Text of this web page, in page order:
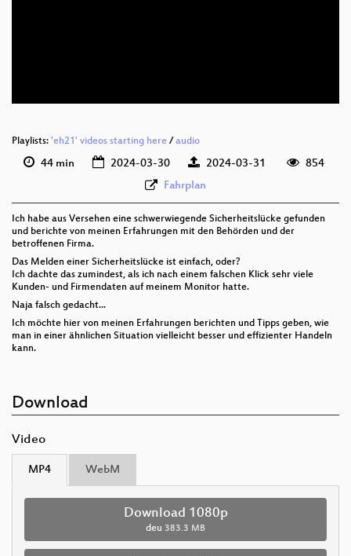
Playlists: 'eh21' videos starting here / audio
44 min 2024-03-30 2024-03-31
854
Fahrplan
Ich habe aus Versehen eine schwerwiegende Sicherheitslücke gefunden
und berichte von meinen Erfahrungen mit den Behörden und der
betroffenen Firma.
Das Melden einer Sicherheitslücke ist einfach, oder?
Ich dachte das zumindest, als ich nach einem falschen Klick sehr viele
Kunden- und Firmendaten auf meinem Monitor hatte.
Naja falsch gedacht...
Ich möchte hier von meinen Erfahrungen berichten und Tipps geben, wie
man in einer ähnlichen Situation vielleicht besser und effizienter Handeln
kann.
Download
Video
MP4 WebM
Download 1080p
deu 383.3 MB